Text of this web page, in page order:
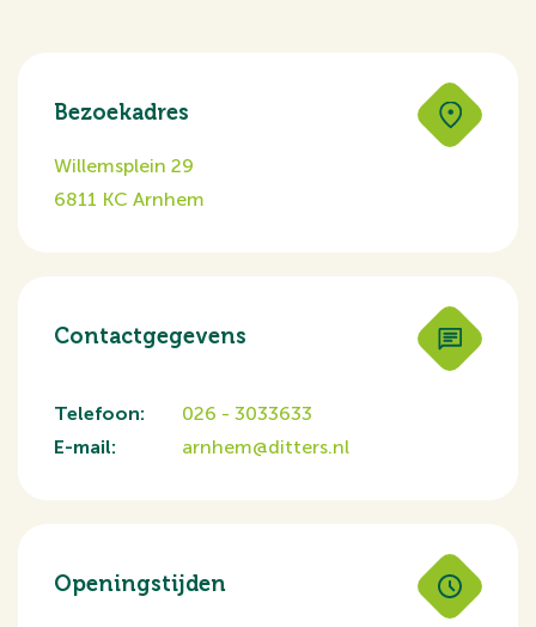
Bezoekadres
Willemsplein 29
6811 KC Arnhem
Contactgegevens
Telefoon:
026 - 3033633
E-mail:
arnhem@ditters.nl
Openingstijden